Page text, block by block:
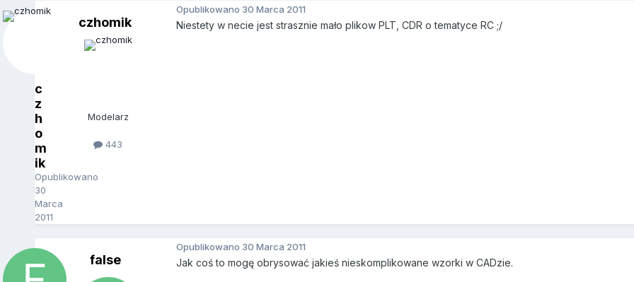
c
z
h
o
m
ik
Opublikowano
30
Marca
2011
czhomik
Modelarz
443
Opublikowano 30 Marca 2011
Niestety w necie jest strasznie mało plikow PLT, CDR o tematyce RC ;/
false
Opublikowano 30 Marca 2011
Jak coś to mogę obrysować jakieś nieskomplikowane wzorki w CADzie.